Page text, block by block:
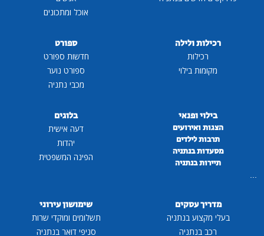
אוכל ומתכונים
רכילות ולילה
רכילות
מקומות בילוי
ספורט
חדשות ספורט
ספורט נוער
מכבי נתניה
בילוי ופנאי
הצגות ואירועים
תרבות לילדים
מסעדות בנתניה
תיירות בנתניה
בלוגים
דעה אישית
יהדות
הפינה המשפטית
מדריך עסקים
בעלי מקצוע בנתניה
רכב בנתניה
שימושון עירוני
תשלומים ומוקדי שרות
סניפי דואר בנתניה